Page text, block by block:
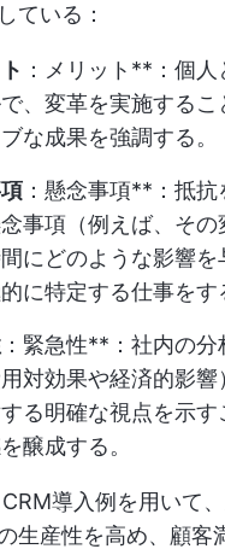
ている：
：メリット**：個
、変革を実施する
な成果を強調する。
：懸念事項**：抵
事項（例えば、そ
にどのような影響を
に特定する仕事をす
：緊急性**：社内の
対効果や経済的影
る明確な視点を示す
醸成する。
CRM導入例を用いて
生産性を高め、顧客